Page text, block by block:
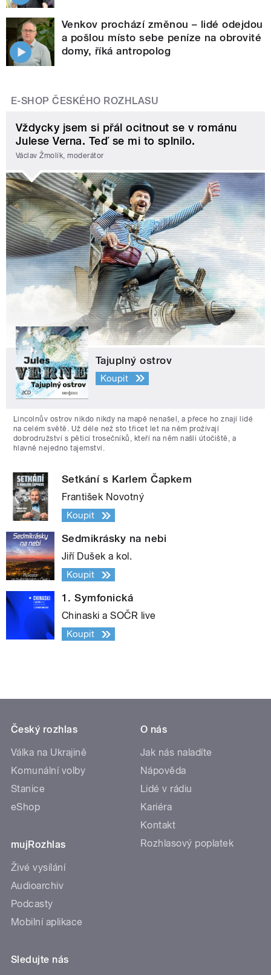
Venkov prochází změnou – lidé odejdou
a pošlou místo sebe peníze na obrovité
domy, říká antropolog
E-SHOP ČESKÉHO ROZHLASU
Vždycky jsem si přál ocitnout se v románu
Julese Verna. Teď se mi to splnilo.
Václav Žmolík, moderátor
Tajuplný ostrov
Koupit
Lincolnův ostrov nikdo nikdy na mapě nenašel, a přece ho znají lidé
na celém světě. Už déle než sto třicet let na něm prožívají
dobrodružství s pěticí trosečníků, kteří na něm našli útočiště, a
hlavně nejedno tajemství.
Setkání s Karlem Čapkem
František Novotný
Koupit
Sedmikrásky na nebi
Jiří Dušek a kol.
Koupit
1. Symfonická
Chinaski a SOČR live
Koupit
Český rozhlas
Válka na Ukrajině
Komunální volby
Stanice
eShop
mujRozhlas
Živé vysílání
Audioarchiv
Podcasty
Mobilní aplikace
O nás
Jak nás naladíte
Nápověda
Lidé v rádiu
Kariéra
Kontakt
Rozhlasový poplatek
Sledujte nás